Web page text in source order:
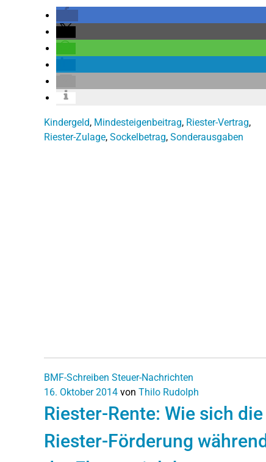
Kindergeld, Mindesteigenbeitrag, Riester-Vertrag,
Riester-Zulage, Sockelbetrag, Sonderausgaben
BMF-Schreiben Steuer-Nachrichten
16. Oktober 2014 von Thilo Rudolph
Riester-Rente: Wie sich die
Riester-Förderung während